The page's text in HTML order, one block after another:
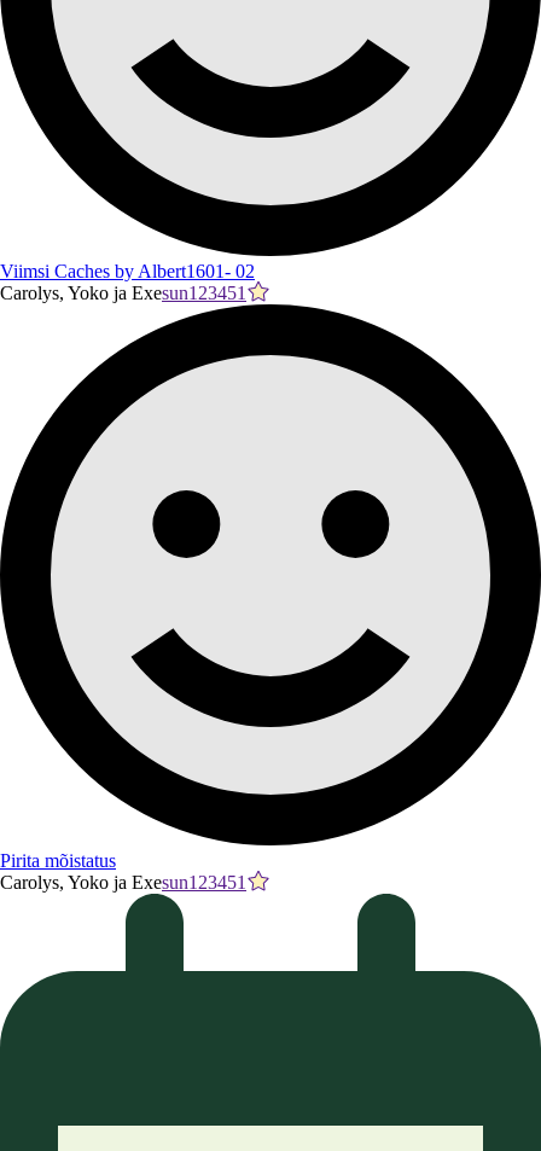
Viimsi Caches by Albert1601- 02
Carolys, Yoko ja Exesun123451
Pirita mõistatus
Carolys, Yoko ja Exesun123451